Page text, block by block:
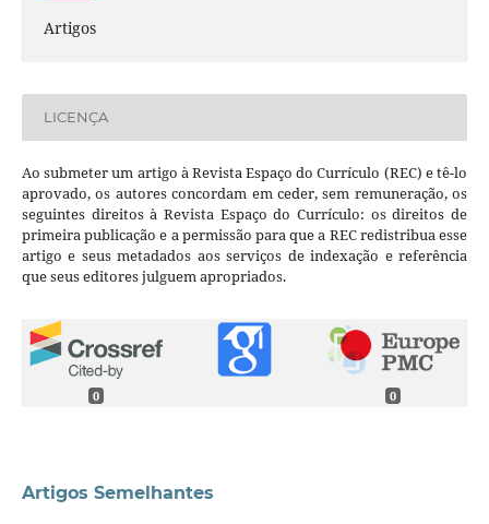
Artigos
LICENÇA
Ao submeter um artigo à Revista Espaço do Currículo (REC) e tê-lo
aprovado, os autores concordam em ceder, sem remuneração, os
seguintes direitos à Revista Espaço do Currículo: os direitos de
primeira publicação e a permissão para que a REC redistribua esse
artigo e seus metadados aos serviços de indexação e referência
que seus editores julguem apropriados.
0 0
Artigos Semelhantes